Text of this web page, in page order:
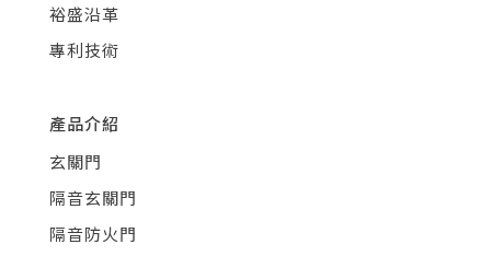
裕盛沿革
專利技術
產品介紹
玄關門
隔音玄關門
隔音防火門